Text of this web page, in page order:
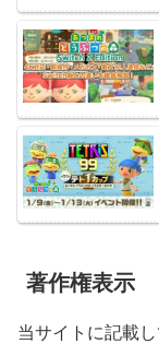
著作権表示
当サイトに記載